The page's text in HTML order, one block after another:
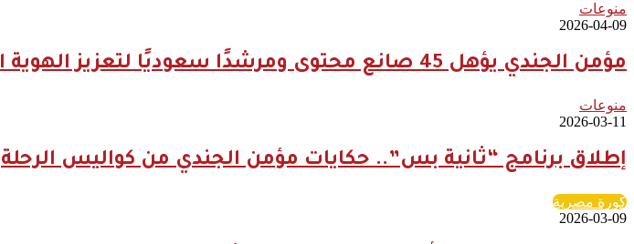
منوعات
2026-04-09
مؤمن الجندي يؤهل 45 صانع محتوى ومرشدًا سعوديًا لتعزيز الهوية السياحية الرقمية للمملكة
منوعات
2026-03-11
إطلاق برنامج “ثانية بس”.. حكايات مؤمن الجندي من كواليس الرحلة
كورة مصرية
2026-03-09